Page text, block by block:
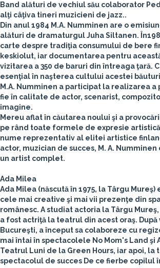
Band alături de vechiul său colaborator
alţi câţiva tineri muzicieni de jazz..
Din anul 1984 M.A. Numminen are o
alături de dramaturgul Juha Siltanen.
carte despre tradiţia consumului de bere
keskiolut, iar documentarea pentru
vizitarea a 350 de baruri din întreaga ţară.
esenţial în naşterea cultului acestei
M.A. Numminen a participat la realizarea a
fie în calitate de actor, scenarist,
imagine.
Mereu aflat în căutarea noului şi a
pe rând toate formele de expresie
nume reprezentativ al elitei artistice
actor, muzician de succes, M. A.
un artist complet.
Ada Milea
Ada Milea (născută în 1975, la Târgu
cele mai creative şi mai vii prezenţe din
românesc. A studiat actoria la Târgu
a fost actriţă la teatrul din acest oraş. După
Bucureşti, a început sa colaboreze cu
mai întai în spectacolele No Mom's Land şi
Teatrul Luni de la Green Hours, iar apoi, la
spectacolul de succes De ce fierbe copilul